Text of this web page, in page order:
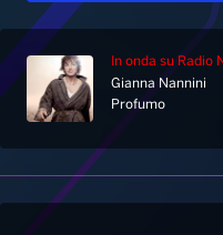
Home
Notizie
In onda su Radio
Gianna Nannini
Profumo